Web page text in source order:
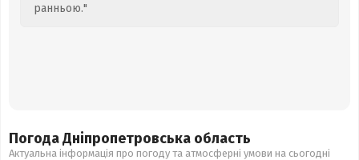
ранньою."
Погода Дніпропетровська область
Актуальна інформація про погоду та атмосферні умови на сьогодні